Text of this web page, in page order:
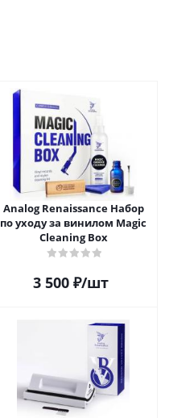
Analog Renaissance Набор
по уходу за винилом Magic
Cleaning Box
3 500₽/шт